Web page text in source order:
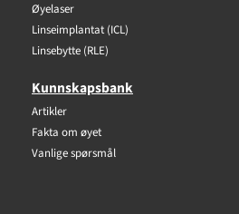
Øyelaser
Linseimplantat (ICL)
Linsebytte (RLE)
Kunnskapsbank
Artikler
Fakta om øyet
Vanlige spørsmål